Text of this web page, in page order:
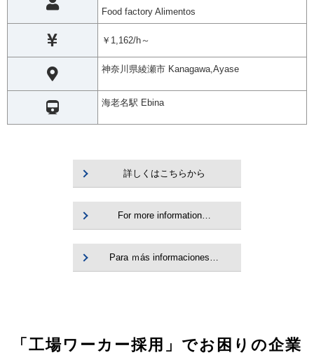
Food factory Alimentos
￥1,162/h～
神奈川県綾瀬市 Kanagawa,Ayase
海老名駅 Ebina
詳しくはこちらから
For more information…
Para ｍás informaciones…
「工場ワーカー採用」でお困りの企業